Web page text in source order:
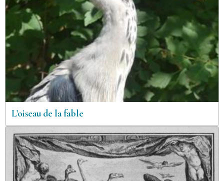
L'oiseau de la fable